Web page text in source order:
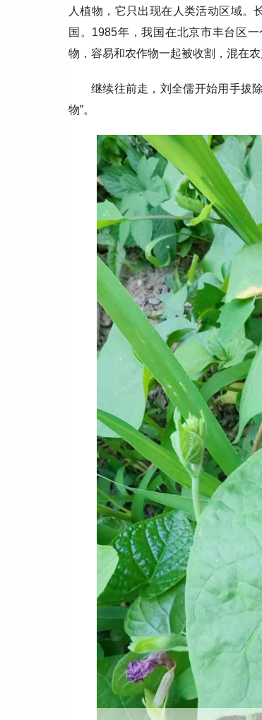
人植物，它只出现在人类活动区域。
国。 1985年，我国在北京市丰台区
物，容易和农作物一起被收割，混在农
继续往前走，刘全儒开始用手拔
物”。